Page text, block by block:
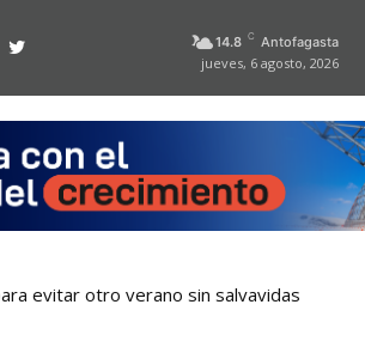
14.8 C Antofagasta
jueves, 6 agosto, 2026
evitar otro verano sin salvavidas